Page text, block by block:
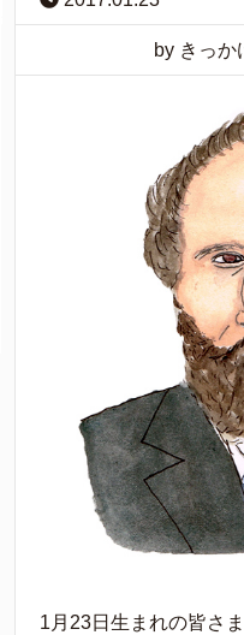
by きっか
1月23日生まれの皆さ